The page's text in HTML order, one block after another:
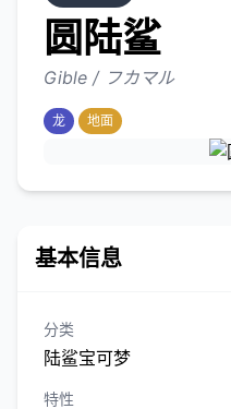
圆陆鲨
Gible / フカマル
龙 地面
基本信息
分类
陆鲨宝可梦
特性